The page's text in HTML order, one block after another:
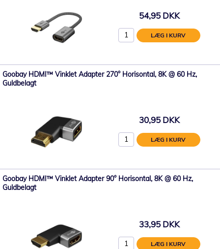
54,95 DKK
LÆG I KURV
Goobay HDMI™ Vinklet Adapter 270° Horisontal, 8K @ 60 Hz,
Guldbelagt
30,95 DKK
LÆG I KURV
Goobay HDMI™ Vinklet Adapter 90° Horisontal, 8K @ 60 Hz,
Guldbelagt
33,95 DKK
LÆG I KURV